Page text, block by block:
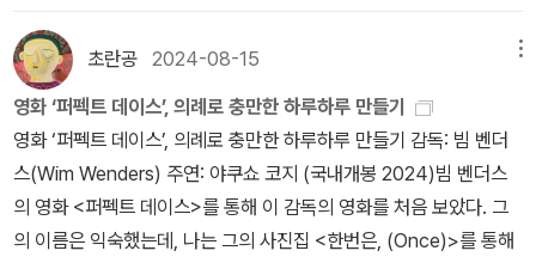
하지 않는가. 이미 몇 차례의 사진전까지 개최했다고 하는데..그의 이
런 작업이 계속 소개되었으면 하는 바램이다.뜨문뜨문 만날 수 밖에
없는 그의 영화들로는 그가 들려줄 수 많은 이야기들과 이미지들을다
향유할 수 없기에..
사람도 흥미로울까 싶을 정도로 뉴욕라이브러리의 모든 것을 담았다.
그래 바로, <도서관에 간 사자>에 등장하는 사자가 등장하는 도서관
말이다! 영화는 리처드 도킨스의 강연에서부터 시작하여 우리의 도서
관과 비슷하구나 여기다가도 분관에서 진행되는 아이들의 기초 학습
교육, 정보 서비스, 일반 시민의 강연과 자작시 낭송, 취업 박람회 등
을 꽤 긴 호흡으로 보자니 우리의 도서관 다른 점이 많이 보였다. 저자
강연이나 공연, 독서 모임 등은 우리나라 도서관에서도 흔히 보는 프
로그램들이지만 취업 알선부터 이민자 교육 등 불평등을 없애기 위한
초란공 2024-08-15
영화 ‘퍼펙트 데이스’, 의례로 충만한 하루하루 만들기
영화 ‘퍼펙트 데이스’, 의례로 충만한 하루하루 만들기 감독: 빔 벤더
스(Wim Wenders) 주연: 야쿠쇼 코지 (국내개봉 2024)빔 벤더스
의 영화 <퍼펙트 데이스>를 통해 이 감독의 영화를 처음 보았다. 그
의 이름은 익숙했는데, 나는 그의 사진집 <한번은, (Once)>를 통해